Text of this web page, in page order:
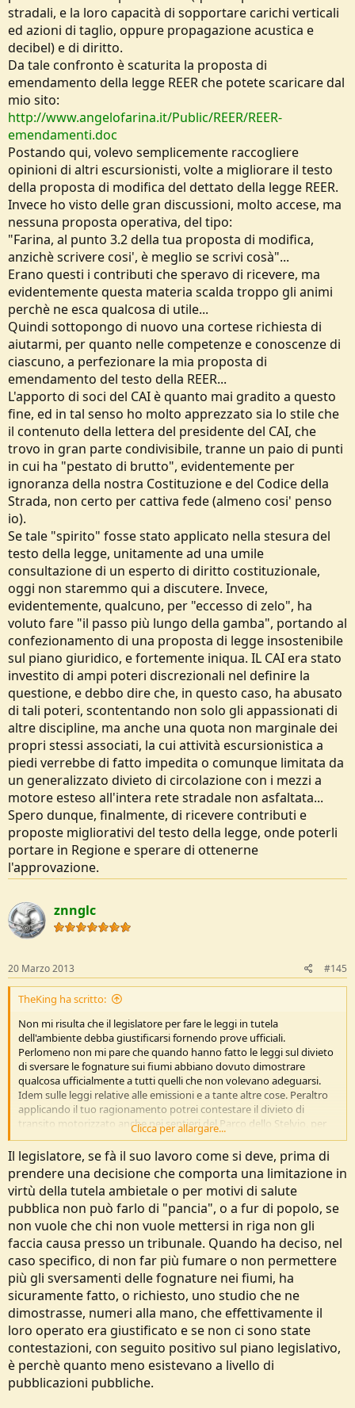
stradali, e la loro capacità di sopportare carichi verticali
ed azioni di taglio, oppure propagazione acustica e
decibel) e di diritto.
Da tale confronto è scaturita la proposta di
emendamento della legge REER che potete scaricare dal
mio sito:
http://www.angelofarina.it/Public/REER/REER-
emendamenti.doc
Postando qui, volevo semplicemente raccogliere
opinioni di altri escursionisti, volte a migliorare il testo
della proposta di modifica del dettato della legge REER.
Invece ho visto delle gran discussioni, molto accese, ma
nessuna proposta operativa, del tipo:
"Farina, al punto 3.2 della tua proposta di modifica,
anzichè scrivere cosi', è meglio se scrivi cosà"...
Erano questi i contributi che speravo di ricevere, ma
evidentemente questa materia scalda troppo gli animi
perchè ne esca qualcosa di utile...
Quindi sottopongo di nuovo una cortese richiesta di
aiutarmi, per quanto nelle competenze e conoscenze di
ciascuno, a perfezionare la mia proposta di
emendamento del testo della REER...
L'apporto di soci del CAI è quanto mai gradito a questo
fine, ed in tal senso ho molto apprezzato sia lo stile che
il contenuto della lettera del presidente del CAI, che
trovo in gran parte condivisibile, tranne un paio di punti
in cui ha "pestato di brutto", evidentemente per
ignoranza della nostra Costituzione e del Codice della
Strada, non certo per cattiva fede (almeno cosi' penso
io).
Se tale "spirito" fosse stato applicato nella stesura del
testo della legge, unitamente ad una umile
consultazione di un esperto di diritto costituzionale,
oggi non staremmo qui a discutere. Invece,
evidentemente, qualcuno, per "eccesso di zelo", ha
voluto fare "il passo più lungo della gamba", portando al
confezionamento di una proposta di legge insostenibile
sul piano giuridico, e fortemente iniqua. IL CAI era stato
investito di ampi poteri discrezionali nel definire la
questione, e debbo dire che, in questo caso, ha abusato
di tali poteri, scontentando non solo gli appassionati di
altre discipline, ma anche una quota non marginale dei
propri stessi associati, la cui attività escursionistica a
piedi verrebbe di fatto impedita o comunque limitata da
un generalizzato divieto di circolazione con i mezzi a
motore esteso all'intera rete stradale non asfaltata...
Spero dunque, finalmente, di ricevere contributi e
proposte migliorativi del testo della legge, onde poterli
portare in Regione e sperare di ottenerne
l'approvazione.
znnglc
20 Marzo 2013 #145
TheKing ha scritto:
Non mi risulta che il legislatore per fare le leggi in tutela
dell'ambiente debba giustificarsi fornendo prove ufficiali.
Perlomeno non mi pare che quando hanno fatto le leggi sul divieto
di sversare le fognature sui fiumi abbiano dovuto dimostrare
qualcosa ufficialmente a tutti quelli che non volevano adeguarsi.
Idem sulle leggi relative alle emissioni e a tante altre cose. Peraltro
applicando il tuo ragionamento potrei contestare il divieto di
transito motorizzato anche nei sentieri del Parco dello Stelvio, per
dirne una. Mi pare sia difficile negare che il transito di mezzi
motorizzati continuativo e di massa su un sentiero come minimo
danneggi il sentiero stesso. Così come mi pare non servano poi
chissa queli prove per dire che una mandria di biker, in un
determinato contesto, provochi fastidio a uomini e animali.
Non stiamo comunque parlando di un processo dove si devono
presentare prove. C'è una legge in discussione che mira alla tutela
dell'ambiente, e chi si sente danneggiato da essa manco l'ha capito
e per contestarla non ha argomenti seri, ne idee chiare mi pare.
Clicca per allargare...
Il legislatore, se fà il suo lavoro come si deve, prima di
prendere una decisione che comporta una limitazione in
virtù della tutela ambietale o per motivi di salute
pubblica non può farlo di "pancia", o a fur di popolo, se
non vuole che chi non vuole mettersi in riga non gli
faccia causa presso un tribunale. Quando ha deciso, nel
caso specifico, di non far più fumare o non permettere
più gli sversamenti delle fognature nei fiumi, ha
sicuramente fatto, o richiesto, uno studio che ne
dimostrasse, numeri alla mano, che effettivamente il
loro operato era giustificato e se non ci sono state
contestazioni, con seguito positivo sul piano legislativo,
è perchè quanto meno esistevano a livello di
pubblicazioni pubbliche.